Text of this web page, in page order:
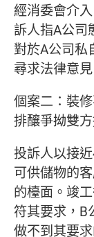
經消委會介
訴人指A公司
對於A公司私
尋求法律意
個案二：裝
排釀爭拗雙
投訴人以接
可供儲物的
的檯面。竣
符其要求，B
做不到其要